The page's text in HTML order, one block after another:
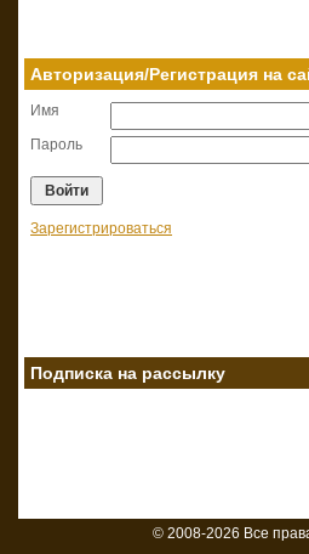
Авторизация/Регистрация на
Имя
Пароль
Зарегистрироваться
Подписка на рассылку
© 2008-2026 Все